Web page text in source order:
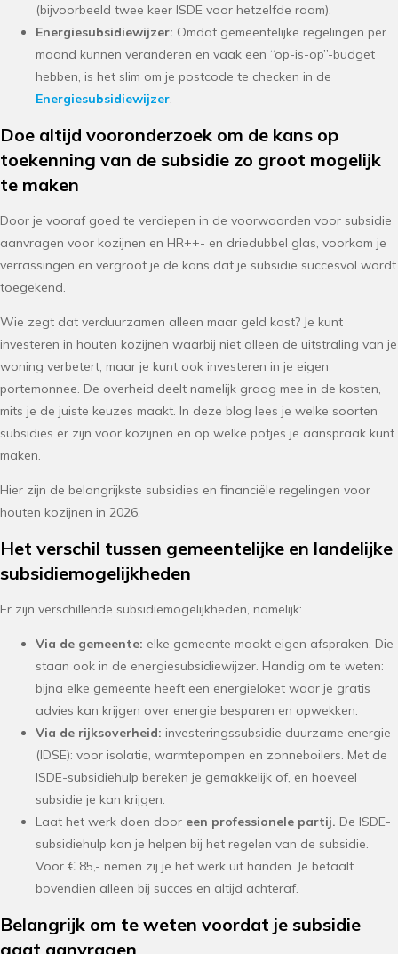
(bijvoorbeeld twee keer ISDE voor hetzelfde raam).
Energiesubsidiewijzer: Omdat gemeentelijke regelingen per
maand kunnen veranderen en vaak een “op-is-op”-budget
hebben, is het slim om je postcode te checken in de
Energiesubsidiewijzer.
Doe altijd vooronderzoek om de kans op
toekenning van de subsidie zo groot mogelijk
te maken
Door je vooraf goed te verdiepen in de voorwaarden voor subsidie
aanvragen voor kozijnen en HR++- en driedubbel glas, voorkom je
verrassingen en vergroot je de kans dat je subsidie succesvol wordt
toegekend.
Wie zegt dat verduurzamen alleen maar geld kost? Je kunt
investeren in houten kozijnen waarbij niet alleen de uitstraling van je
woning verbetert, maar je kunt ook investeren in je eigen
portemonnee. De overheid deelt namelijk graag mee in de kosten,
mits je de juiste keuzes maakt. In deze blog lees je welke soorten
subsidies er zijn voor kozijnen en op welke potjes je aanspraak kunt
maken.
Hier zijn de belangrijkste subsidies en financiële regelingen voor
houten kozijnen in 2026.
Het verschil tussen gemeentelijke en landelijke
subsidiemogelijkheden
Er zijn verschillende subsidiemogelijkheden, namelijk:
Via de gemeente: elke gemeente maakt eigen afspraken. Die
staan ook in de energiesubsidiewijzer. Handig om te weten:
bijna elke gemeente heeft een energieloket waar je gratis
advies kan krijgen over energie besparen en opwekken.
Via de rijksoverheid: investeringssubsidie duurzame energie
(IDSE): voor isolatie, warmtepompen en zonneboilers. Met de
ISDE-subsidiehulp bereken je gemakkelijk of, en hoeveel
subsidie je kan krijgen.
Laat het werk doen door een professionele partij. De ISDE-
subsidiehulp kan je helpen bij het regelen van de subsidie.
Voor € 85,- nemen zij je het werk uit handen. Je betaalt
bovendien alleen bij succes en altijd achteraf.
Belangrijk om te weten voordat je subsidie
gaat aanvragen